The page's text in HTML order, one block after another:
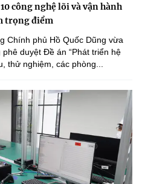
công nghệ lõi và vận hành
trọng điểm
Chính phủ Hồ Quốc Dũng vừa
duyệt Đề án “Phát triển hệ
thử nghiệm, các phòng...